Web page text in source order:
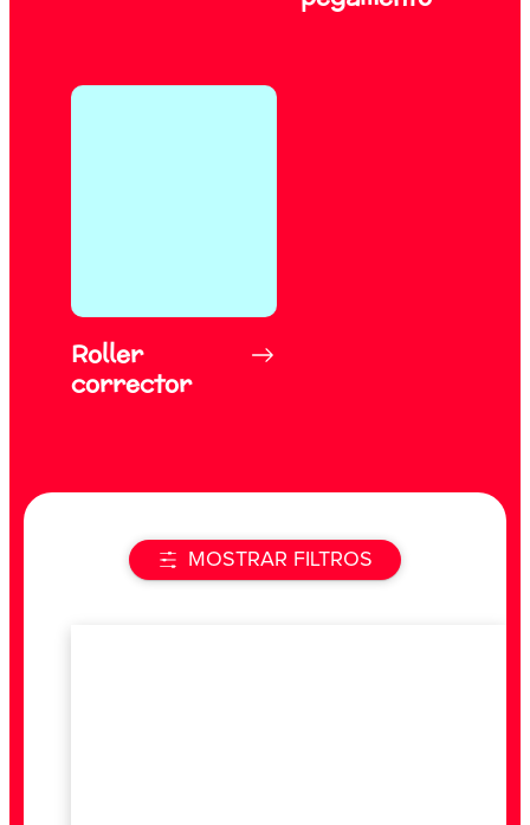
Roller
corrector
MOSTRAR FILTROS